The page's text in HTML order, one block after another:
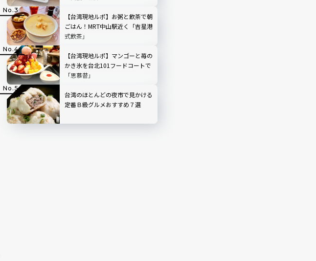
【台湾現地ルポ】お粥と飲茶で朝
ごはん！MRT中山駅近く「吉星港
式飲茶」
【台湾現地ルポ】マンゴーと苺の
かき氷を台北101フードコートで
「思慕昔」
台湾のほとんどの夜市で見かける
定番Ｂ級グルメおすすめ７選